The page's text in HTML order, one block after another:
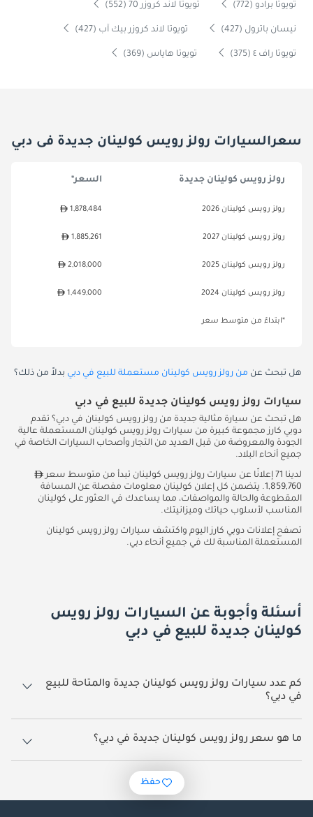
تويوتا برادو (772) تويوتا لاند كروزر 70 (552)
نيسان باترول (427) تويوتا لاند كروزر بيك آب (427)
تويوتا راف ٤ (375) تويوتا هاياس (369)
سعرالسيارات رولز رويس كولينان جديدة فى دبي
رولز رويس كولينان جديدة السعر*
رولز رويس كولينان 2026 1,878,484
رولز رويس كولينان 2027 1,885,261
رولز رويس كولينان 2025 2,018,000
رولز رويس كولينان 2024 1,449,000
*ابتداءً من متوسط سعر
هل تبحث عن من رولز رويس كولينان مستعملة للبيع في دبي بدلاً من ذلك؟
سيارات رولز رويس كولينان جديدة للبيع في دبي
هل تبحث عن سيارة مثالية جديدة من رولز رويس كولينان في دبي؟ تقدم
دوبي كارز مجموعة كبيرة من سيارات رولز رويس كولينان المستعملة عالية
الجودة والمعروضة من قبل العديد من التجار وأصحاب السيارات الخاصة في
جميع أنحاء البلاد.
لدينا 71 إعلانًا عن سيارات رولز رويس كولينان تبدأ من متوسط سعر
1,859,760. يتضمن كل إعلان كولينان معلومات مفصلة عن المسافة
المقطوعة والحالة والمواصفات، مما يساعدك في العثور على كولينان
المناسب لأسلوب حياتك وميزانيتك.
تصفح إعلانات دوبي كارز اليوم واكتشف سيارات رولز رويس كولينان
المستعملة المناسبة لك في جميع أنحاء دبي.
أسئلة وأجوبة عن السيارات رولز رويس
كولينان جديدة للبيع في دبي
كم عدد سيارات رولز رويس كولينان جديدة والمتاحة للبيع
في دبي؟
71 سيارة رولز رويس كولينان جديدة متوفرة للبيع في دبي.
ما هو سعر رولز رويس كولينان جديدة في دبي؟
يبدأ سعر سيارة رولز رويس كولينان جديدة في دبي
1,859,760.
حفظ